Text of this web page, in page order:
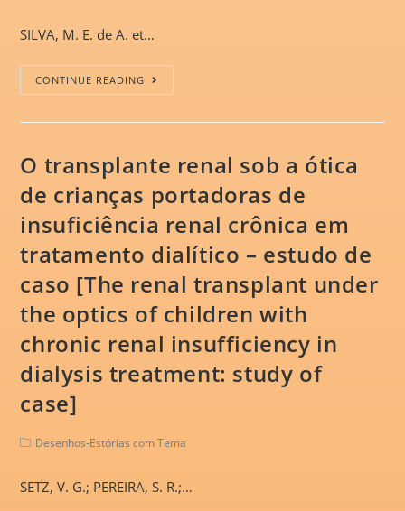
SILVA, M. E. de A. et…
CONTINUE READING
O transplante renal sob a ótica
de crianças portadoras de
insuficiência renal crônica em
tratamento dialítico – estudo de
caso [The renal transplant under
the optics of children with
chronic renal insufficiency in
dialysis treatment: study of
case]
Desenhos-Estórias com Tema
SETZ, V. G.; PEREIRA, S. R.;…